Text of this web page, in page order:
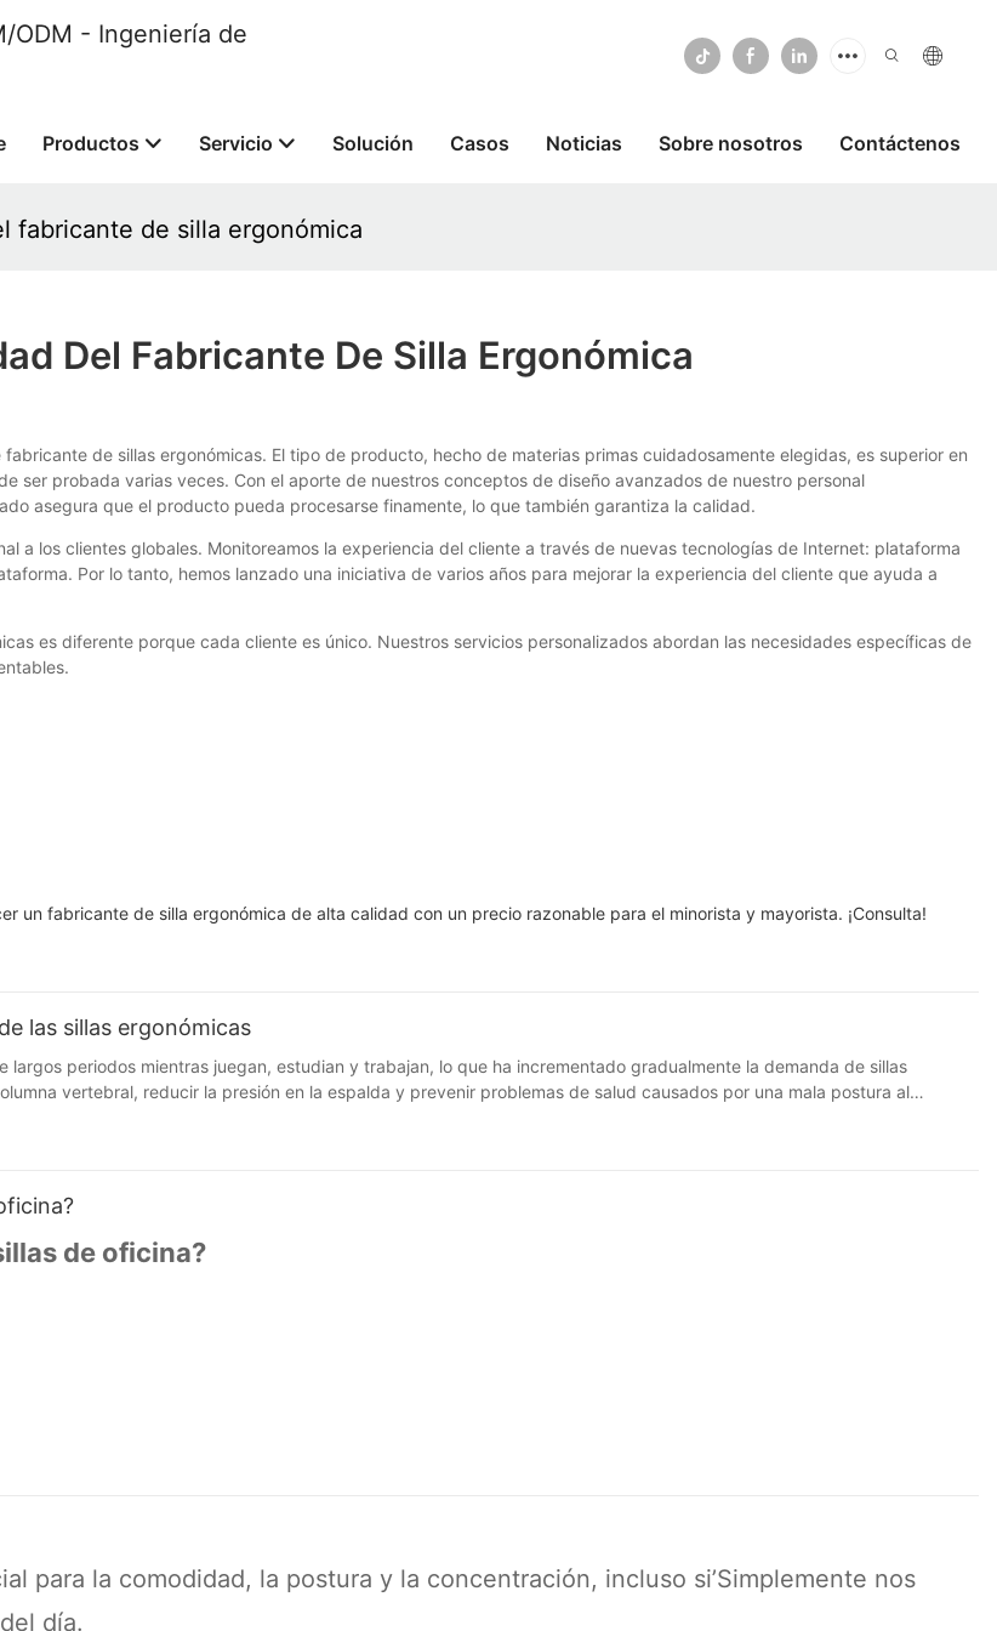
ODM - Ingeniería de
Productos Servicio Solución Casos Noticias Sobre nosotros Contáctenos
fabricante de silla ergonómica
Del Fabricante De Silla Ergonómica
de sillas ergonómicas. El tipo de producto, hecho de materias primas cuidadosamente elegidas, es superior en
ser probada varias veces. Con el aporte de nuestros conceptos de diseño avanzados de nuestro personal
asegura que el producto pueda procesarse finamente, lo que también garantiza la calidad.
a los clientes globales. Monitoreamos la experiencia del cliente a través de nuevas tecnologías de Internet: plataforma
Por lo tanto, hemos lanzado una iniciativa de varios años para mejorar la experiencia del cliente que ayuda a
es diferente porque cada cliente es único. Nuestros servicios personalizados abordan las necesidades específicas de
un fabricante de silla ergonómica de alta calidad con un precio razonable para el minorista y mayorista. ¡Consulta!
las sillas ergonómicas
periodos mientras juegan, estudian y trabajan, lo que ha incrementado gradualmente la demanda de sillas
vertebral, reducir la presión en la espalda y prevenir problemas de salud causados ​​por una mala postura al
sillas ergonómicas se han convertido gradualmente en una herramienta importante para mejorar la postura al
de oficina?
para la comodidad, la postura y la concentración, incluso si’Simplemente nos
día.